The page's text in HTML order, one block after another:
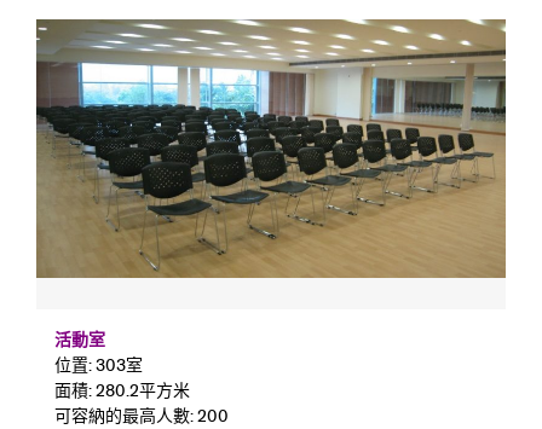
活動室
位置: 303室
面積: 280.2平方米
可容納的最高人數: 200